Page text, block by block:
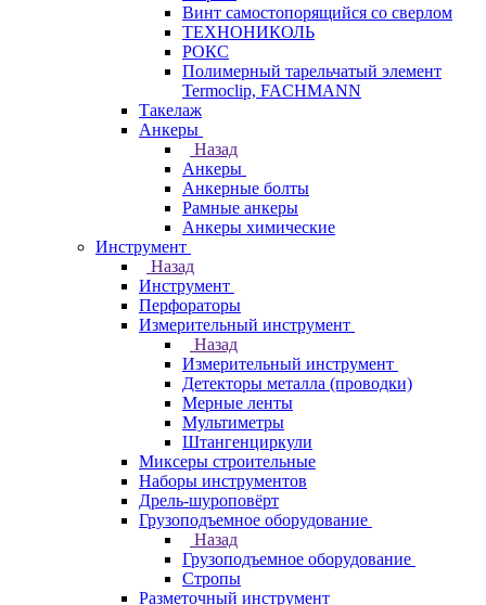
Винт самостопорящийся со сверлом
ТЕХНОНИКОЛЬ
РОКС
Полимерный тарельчатый элемент
Termoclip, FACHMANN
Такелаж
Анкеры
Назад
Анкеры
Анкерные болты
Рамные анкеры
Анкеры химические
Инструмент
Назад
Инструмент
Перфораторы
Измерительный инструмент
Назад
Измерительный инструмент
Детекторы металла (проводки)
Мерные ленты
Мультиметры
Штангенциркули
Миксеры строительные
Наборы инструментов
Дрель-шуроповёрт
Грузоподъемное оборудование
Назад
Грузоподъемное оборудование
Стропы
Разметочный инструмент